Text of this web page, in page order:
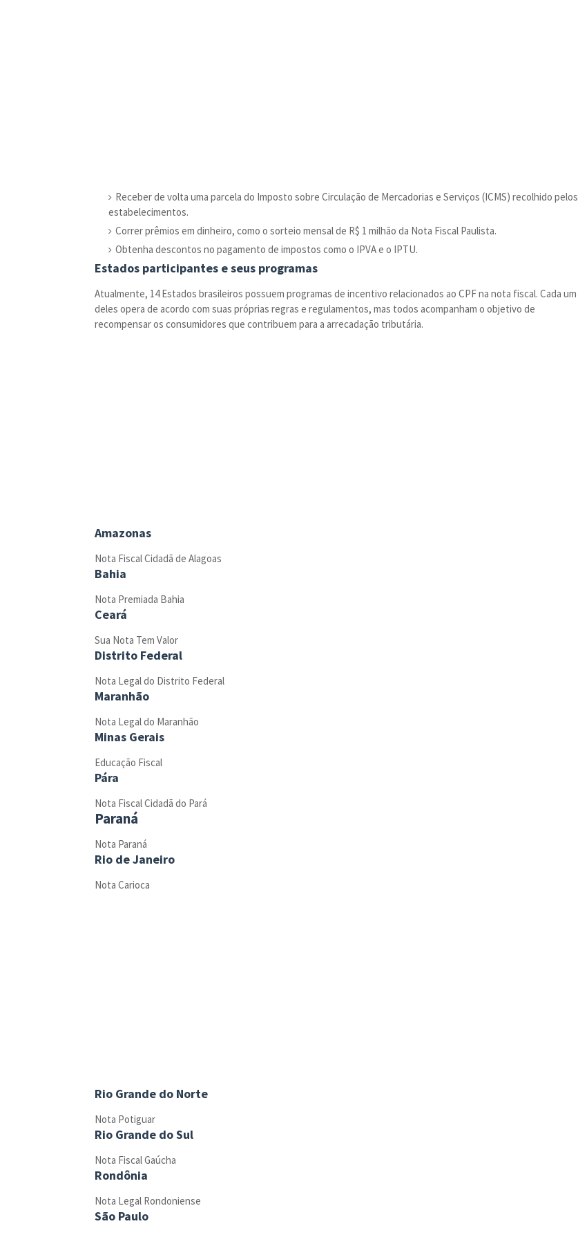
Receber de volta uma parcela do Imposto sobre Circulação de Mercadorias e Serviços (ICMS) recolhido pelos
estabelecimentos.
Correr prêmios em dinheiro, como o sorteio mensal de R$ 1 milhão da Nota Fiscal Paulista.
Obtenha descontos no pagamento de impostos como o IPVA e o IPTU.
Estados participantes e seus programas
Atualmente, 14 Estados brasileiros possuem programas de incentivo relacionados ao CPF na nota fiscal. Cada um
deles opera de acordo com suas próprias regras e regulamentos, mas todos acompanham o objetivo de
recompensar os consumidores que contribuem para a arrecadação tributária.
Amazonas
Nota Fiscal Cidadã de Alagoas
Bahia
Nota Premiada Bahia
Ceará
Sua Nota Tem Valor
Distrito Federal
Nota Legal do Distrito Federal
Maranhão
Nota Legal do Maranhão
Minas Gerais
Educação Fiscal
Pára
Nota Fiscal Cidadã do Pará
Paraná
Nota Paraná
Rio de Janeiro
Nota Carioca
Rio Grande do Norte
Nota Potiguar
Rio Grande do Sul
Nota Fiscal Gaúcha
Rondônia
Nota Legal Rondoniense
São Paulo